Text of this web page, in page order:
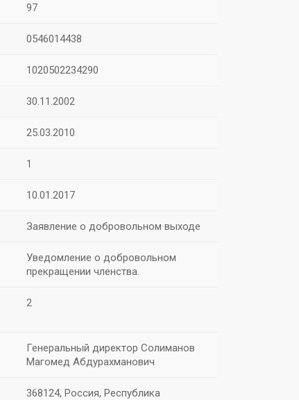
97
0546014438
1020502234290
30.11.2002
25.03.2010
1
10.01.2017
Заявление о добровольном выходе
Уведомление о добровольном
прекращении членства.
2
Генеральный директор Солиманов
Магомед Абдурахманович
368124, Россия, Республика